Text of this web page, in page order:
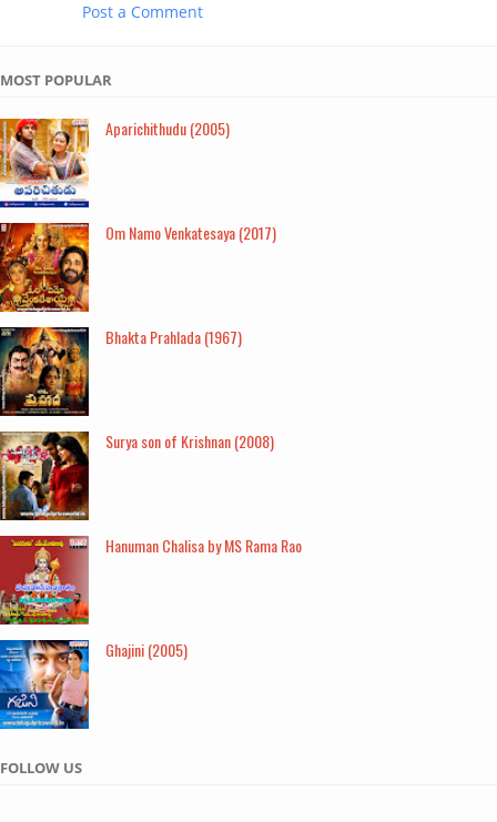
Post a Comment
MOST POPULAR
Aparichithudu (2005)
Om Namo Venkatesaya (2017)
Bhakta Prahlada (1967)
Surya son of Krishnan (2008)
Hanuman Chalisa by MS Rama Rao
Ghajini (2005)
FOLLOW US